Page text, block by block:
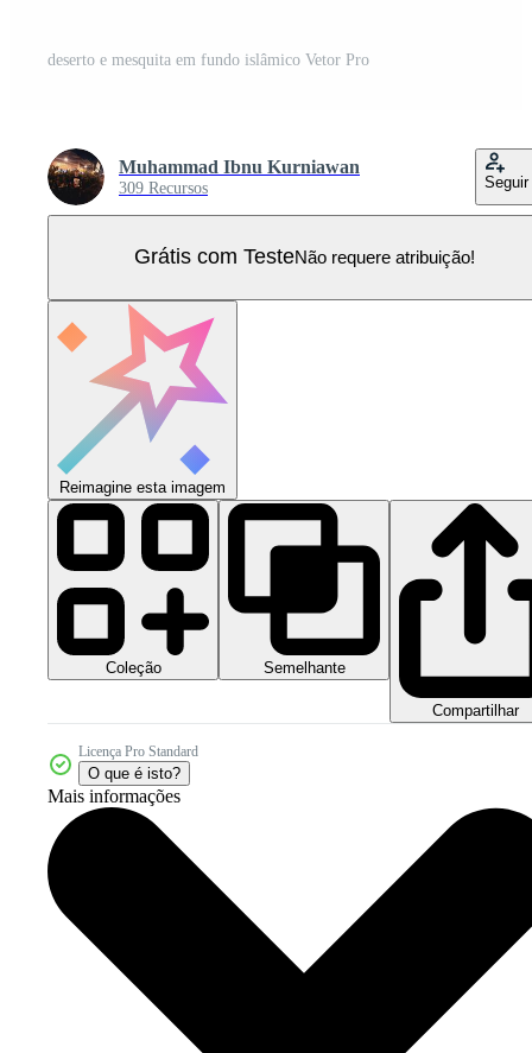
deserto e mesquita em fundo islâmico Vetor Pro
Muhammad Ibnu Kurniawan
309 Recursos Seguir
Grátis com TesteNão requere atribuição!
Reimagine esta imagem
Coleção Semelhante
Compartilhar
Licença Pro Standard
O que é isto?
Mais informações